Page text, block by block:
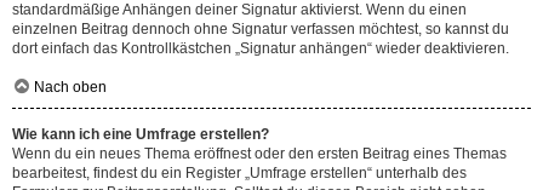
standardmäßige Anhängen deiner Signatur aktivierst. Wenn du einen
einzelnen Beitrag dennoch ohne Signatur verfassen möchtest, so kannst du
dort einfach das Kontrollkästchen „Signatur anhängen“ wieder deaktivieren.
Nach oben
Wie kann ich eine Umfrage erstellen?
Wenn du ein neues Thema eröffnest oder den ersten Beitrag eines Themas
bearbeitest, findest du ein Register „Umfrage erstellen“ unterhalb des